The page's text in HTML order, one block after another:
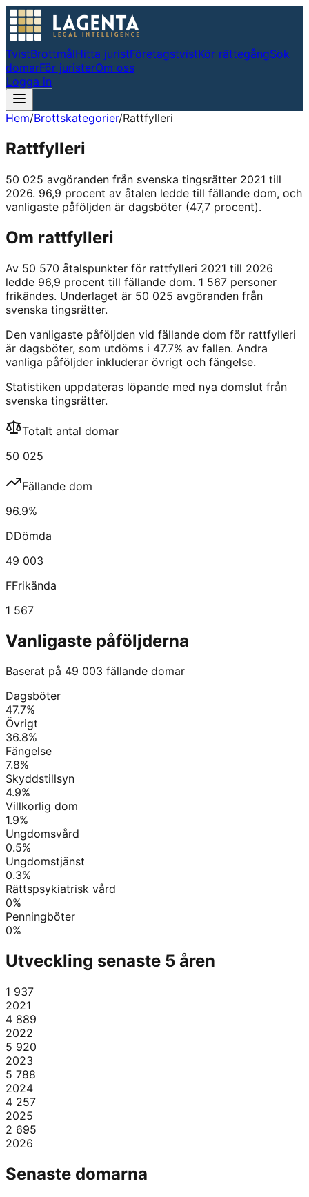
TvistBrottmålHitta juristFöretagstvistKör rättegångSök
domarFör juristerOm oss
Logga in
Hem/Brottskategorier/Rattfylleri
Rattfylleri
50 025 avgöranden från svenska tingsrätter 2021 till
2026. 96,9 procent av åtalen ledde till fällande dom, och
vanligaste påföljden är dagsböter (47,7 procent).
Om rattfylleri
Av 50 570 åtalspunkter för rattfylleri 2021 till 2026
ledde 96,9 procent till fällande dom. 1 567 personer
frikändes. Underlaget är 50 025 avgöranden från
svenska tingsrätter.
Den vanligaste påföljden vid fällande dom för rattfylleri
är dagsböter, som utdöms i 47.7% av fallen. Andra
vanliga påföljder inkluderar övrigt och fängelse.
Statistiken uppdateras löpande med nya domslut från
svenska tingsrätter.
Totalt antal domar
50 025
Fällande dom
96.9%
DDömda
49 003
FFrikända
1 567
Vanligaste påföljderna
Baserat på 49 003 fällande domar
Dagsböter
47.7%
Övrigt
36.8%
Fängelse
7.8%
Skyddstillsyn
4.9%
Villkorlig dom
1.9%
Ungdomsvård
0.5%
Ungdomstjänst
0.3%
Rättspsykiatrisk vård
0%
Penningböter
0%
Utveckling senaste 5 åren
1 937
2021
4 889
2022
5 920
2023
5 788
2024
4 257
2025
2 695
2026
Senaste domarna